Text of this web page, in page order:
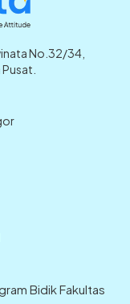
No.32/34,
Bidik Fakultas